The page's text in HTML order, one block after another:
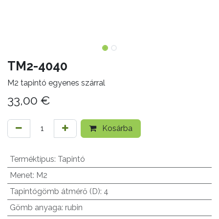
TM2-4040
M2 tapintó egyenes szárral
33,00 €
Kosárba
Terméktípus: Tapintó
Menet: M2
Tapintógömb átmérő (D): 4
Gömb anyaga: rubin